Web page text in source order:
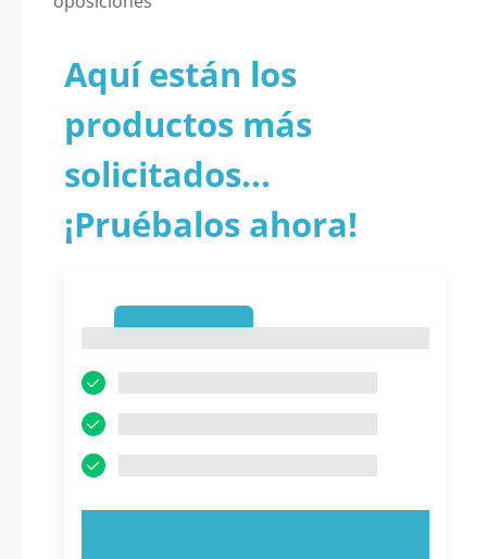
Aquí están los
productos más
solicitados...
¡Pruébalos ahora!